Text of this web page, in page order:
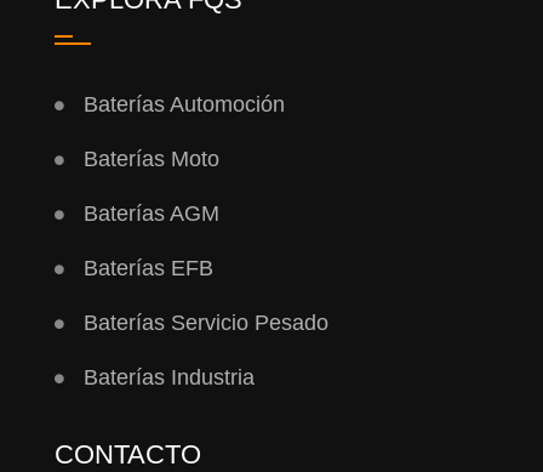
Baterías Automoción
Baterías Moto
Baterías AGM
Baterías EFB
Baterías Servicio Pesado
Baterías Industria
CONTACTO